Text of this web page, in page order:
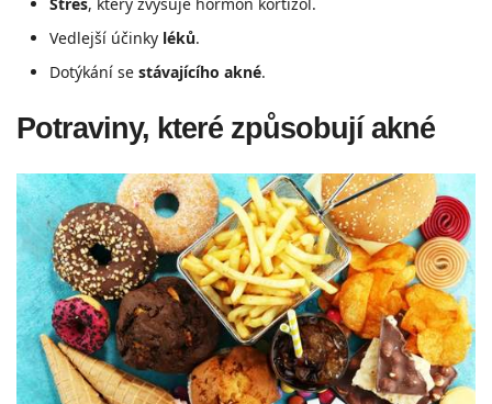
Vedlejší účinky léků.
Dotýkání se stávajícího akné.
Potraviny, které způsobují akné